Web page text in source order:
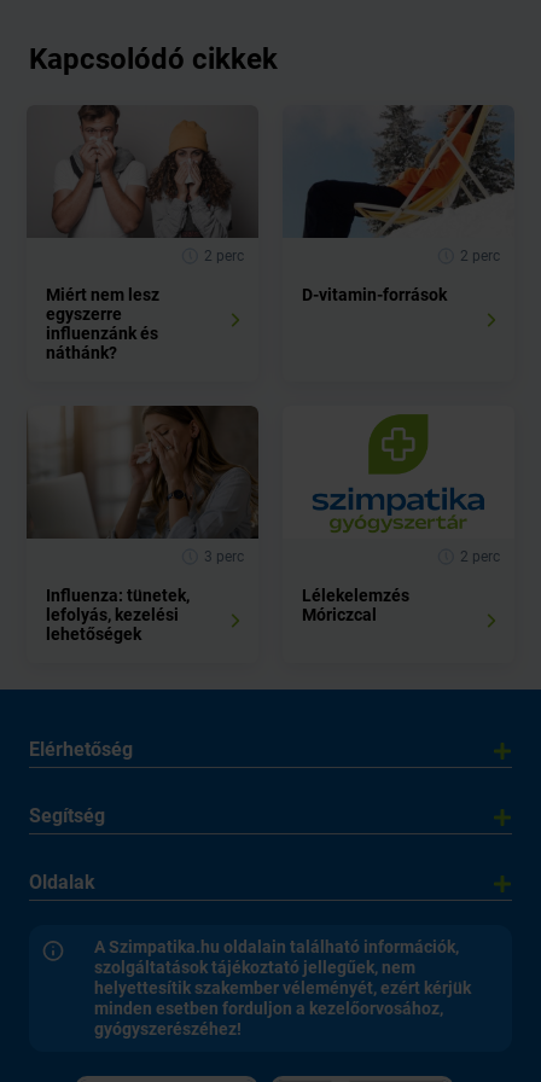
Kapcsolódó cikkek
2 perc
Miért nem lesz
egyszerre
influenzánk és
náthánk?
2 perc
D-vitamin-források
3 perc
Influenza: tünetek,
lefolyás, kezelési
lehetőségek
2 perc
Lélekelemzés
Móriczcal
Elérhetőség
Segítség
Oldalak
A Szimpatika.hu oldalain található információk,
szolgáltatások tájékoztató jellegűek, nem
helyettesítik szakember véleményét, ezért kérjük
minden esetben forduljon a kezelőorvosához,
gyógyszerészéhez!